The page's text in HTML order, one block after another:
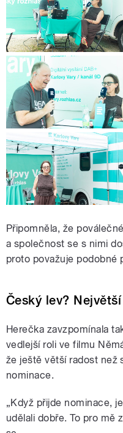
Připomněla, že
a společnost se s nimi
proto považuje podobné
Český lev?
Herečka zavzpomínala
vedlejší roli ve filmu
že ještě větší radost než
nominace.
„Když přijde nominace,
udělali dobře. To pro mě